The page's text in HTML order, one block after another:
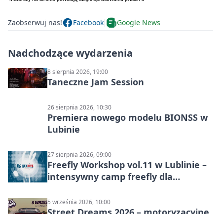
Zaobserwuj nas! Facebook Google News
Nadchodzące wydarzenia
8 sierpnia 2026, 19:00
Taneczne Jam Session
26 sierpnia 2026, 10:30
Premiera nowego modelu BIONSS w
Lubinie
27 sierpnia 2026, 09:00
Freefly Workshop vol.11 w Lublinie –
intensywny camp freefly dla
5 września 2026, 10:00